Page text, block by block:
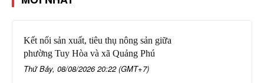
Kết nối sản xuất, tiêu thụ nông sản giữa
phường Tuy Hòa và xã Quảng Phú
Thứ Bảy, 08/08/2026 20:22 (GMT+7)